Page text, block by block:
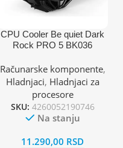
CPU Cooler Be quiet Dark
Rock PRO 5 BK036
1200,1700)/TDP-270W
Računarske komponente,
Hladnjaci, Hladnjaci za
procesore
SKU: 4260052190746
Na stanju
11.290,00 RSD